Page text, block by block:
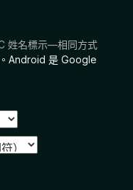
姓名標示—相同方式
Android 是 Google